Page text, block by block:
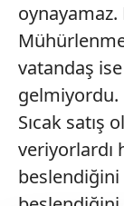
vatandaş
gelmiyordu.
Sıcak
veriyorlardı
beslendiğini